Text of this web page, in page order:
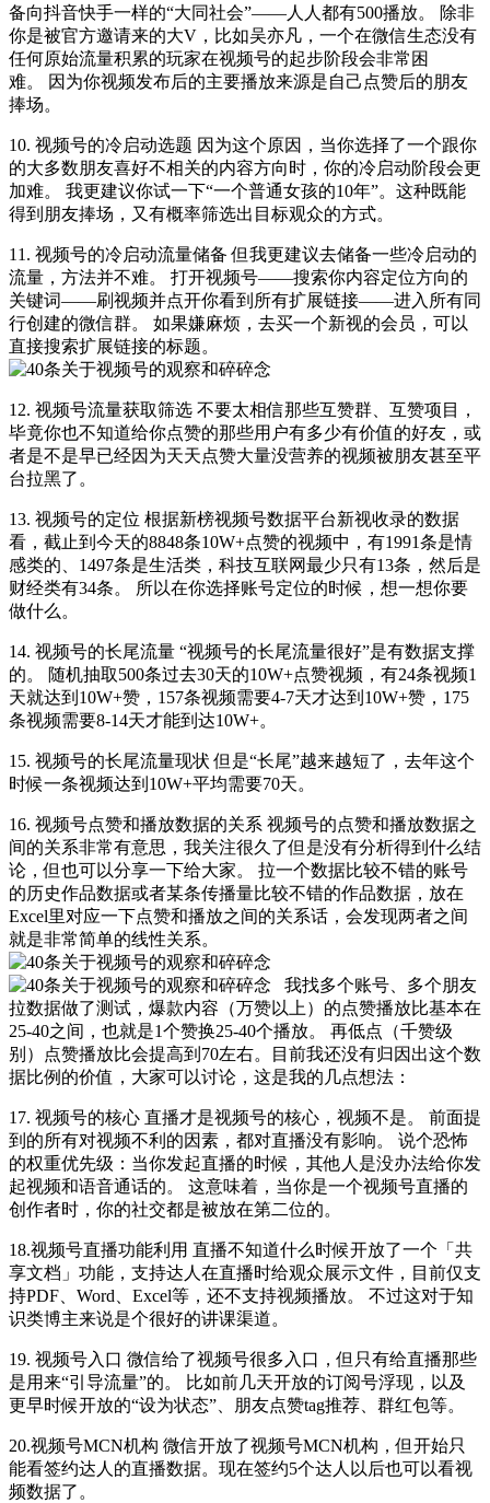
备向抖音快手一样的“大同社会”——人人都有500播放。 除非
你是被官方邀请来的大V，比如吴亦凡，一个在微信生态没有
任何原始流量积累的玩家在视频号的起步阶段会非常困
难。 因为你视频发布后的主要播放来源是自己点赞后的朋友
捧场。
10. 视频号的冷启动选题 因为这个原因，当你选择了一个跟你
的大多数朋友喜好不相关的内容方向时，你的冷启动阶段会更
加难。 我更建议你试一下“一个普通女孩的10年”。这种既能
得到朋友捧场，又有概率筛选出目标观众的方式。
11. 视频号的冷启动流量储备 但我更建议去储备一些冷启动的
流量，方法并不难。 打开视频号——搜索你内容定位方向的
关键词——刷视频并点开你看到所有扩展链接——进入所有同
行创建的微信群。 如果嫌麻烦，去买一个新视的会员，可以
直接搜索扩展链接的标题。
12. 视频号流量获取筛选 不要太相信那些互赞群、互赞项目，
毕竟你也不知道给你点赞的那些用户有多少有价值的好友，或
者是不是早已经因为天天点赞大量没营养的视频被朋友甚至平
台拉黑了。
13. 视频号的定位 根据新榜视频号数据平台新视收录的数据
看，截止到今天的8848条10W+点赞的视频中，有1991条是情
感类的、1497条是生活类，科技互联网最少只有13条，然后是
财经类有34条。 所以在你选择账号定位的时候，想一想你要
做什么。
14. 视频号的长尾流量 “视频号的长尾流量很好”是有数据支撑
的。 随机抽取500条过去30天的10W+点赞视频，有24条视频1
天就达到10W+赞，157条视频需要4-7天才达到10W+赞，175
条视频需要8-14天才能到达10W+。
15. 视频号的长尾流量现状 但是“长尾”越来越短了，去年这个
时候一条视频达到10W+平均需要70天。
16. 视频号点赞和播放数据的关系 视频号的点赞和播放数据之
间的关系非常有意思，我关注很久了但是没有分析得到什么结
论，但也可以分享一下给大家。 拉一个数据比较不错的账号
的历史作品数据或者某条传播量比较不错的作品数据，放在
Excel里对应一下点赞和播放之间的关系话，会发现两者之间
就是非常简单的线性关系。
我找多个账号、多个朋友
拉数据做了测试，爆款内容（万赞以上）的点赞播放比基本在
25-40之间，也就是1个赞换25-40个播放。 再低点（千赞级
别）点赞播放比会提高到70左右。目前我还没有归因出这个数
据比例的价值，大家可以讨论，这是我的几点想法：
17. 视频号的核心 直播才是视频号的核心，视频不是。 前面提
到的所有对视频不利的因素，都对直播没有影响。 说个恐怖
的权重优先级：当你发起直播的时候，其他人是没办法给你发
起视频和语音通话的。 这意味着，当你是一个视频号直播的
创作者时，你的社交都是被放在第二位的。
18.视频号直播功能利用 直播不知道什么时候开放了一个「共
享文档」功能，支持达人在直播时给观众展示文件，目前仅支
持PDF、Word、Excel等，还不支持视频播放。 不过这对于知
识类博主来说是个很好的讲课渠道。
19. 视频号入口 微信给了视频号很多入口，但只有给直播那些
是用来“引导流量”的。 比如前几天开放的订阅号浮现，以及
更早时候开放的“设为状态”、朋友点赞tag推荐、群红包等。
20.视频号MCN机构 微信开放了视频号MCN机构，但开始只
能看签约达人的直播数据。现在签约5个达人以后也可以看视
频数据了。